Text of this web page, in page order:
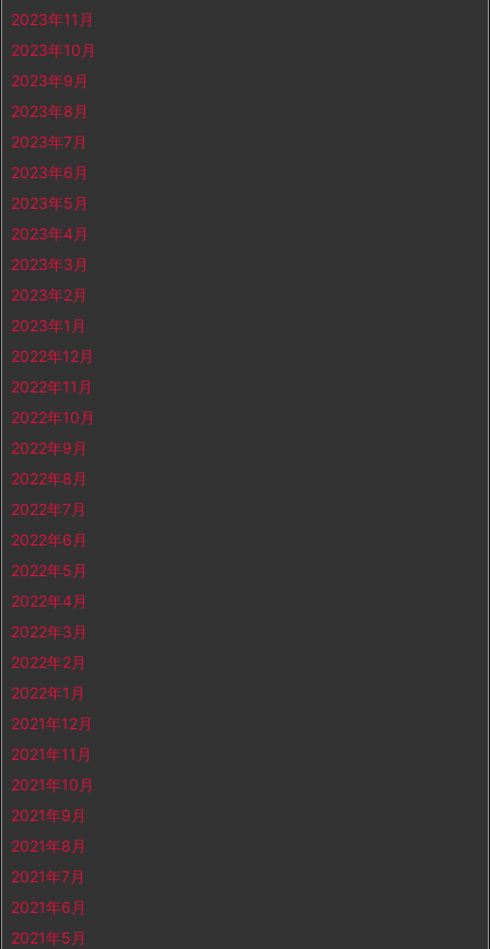
2023年11月
2023年10月
2023年9月
2023年8月
2023年7月
2023年6月
2023年5月
2023年4月
2023年3月
2023年2月
2023年1月
2022年12月
2022年11月
2022年10月
2022年9月
2022年8月
2022年7月
2022年6月
2022年5月
2022年4月
2022年3月
2022年2月
2022年1月
2021年12月
2021年11月
2021年10月
2021年9月
2021年8月
2021年7月
2021年6月
2021年5月